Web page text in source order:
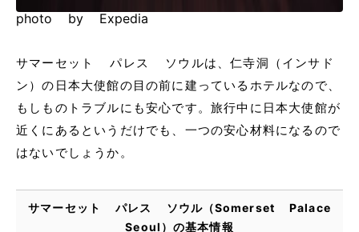
photo by Expedia
サマーセット パレス ソウルは、仁寺洞（インサド
ン）の日本大使館の目の前に建っているホテルなので、
もしものトラブルにも安心です。旅行中に日本大使館が
近くにあるというだけでも、一つの安心材料になるので
はないでしょうか。
サマーセット パレス ソウル（Somerset Palace
Seoul）の基本情報